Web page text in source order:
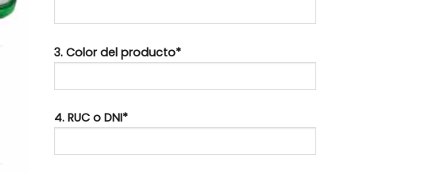
3. Color del producto*
4. RUC o DNI*